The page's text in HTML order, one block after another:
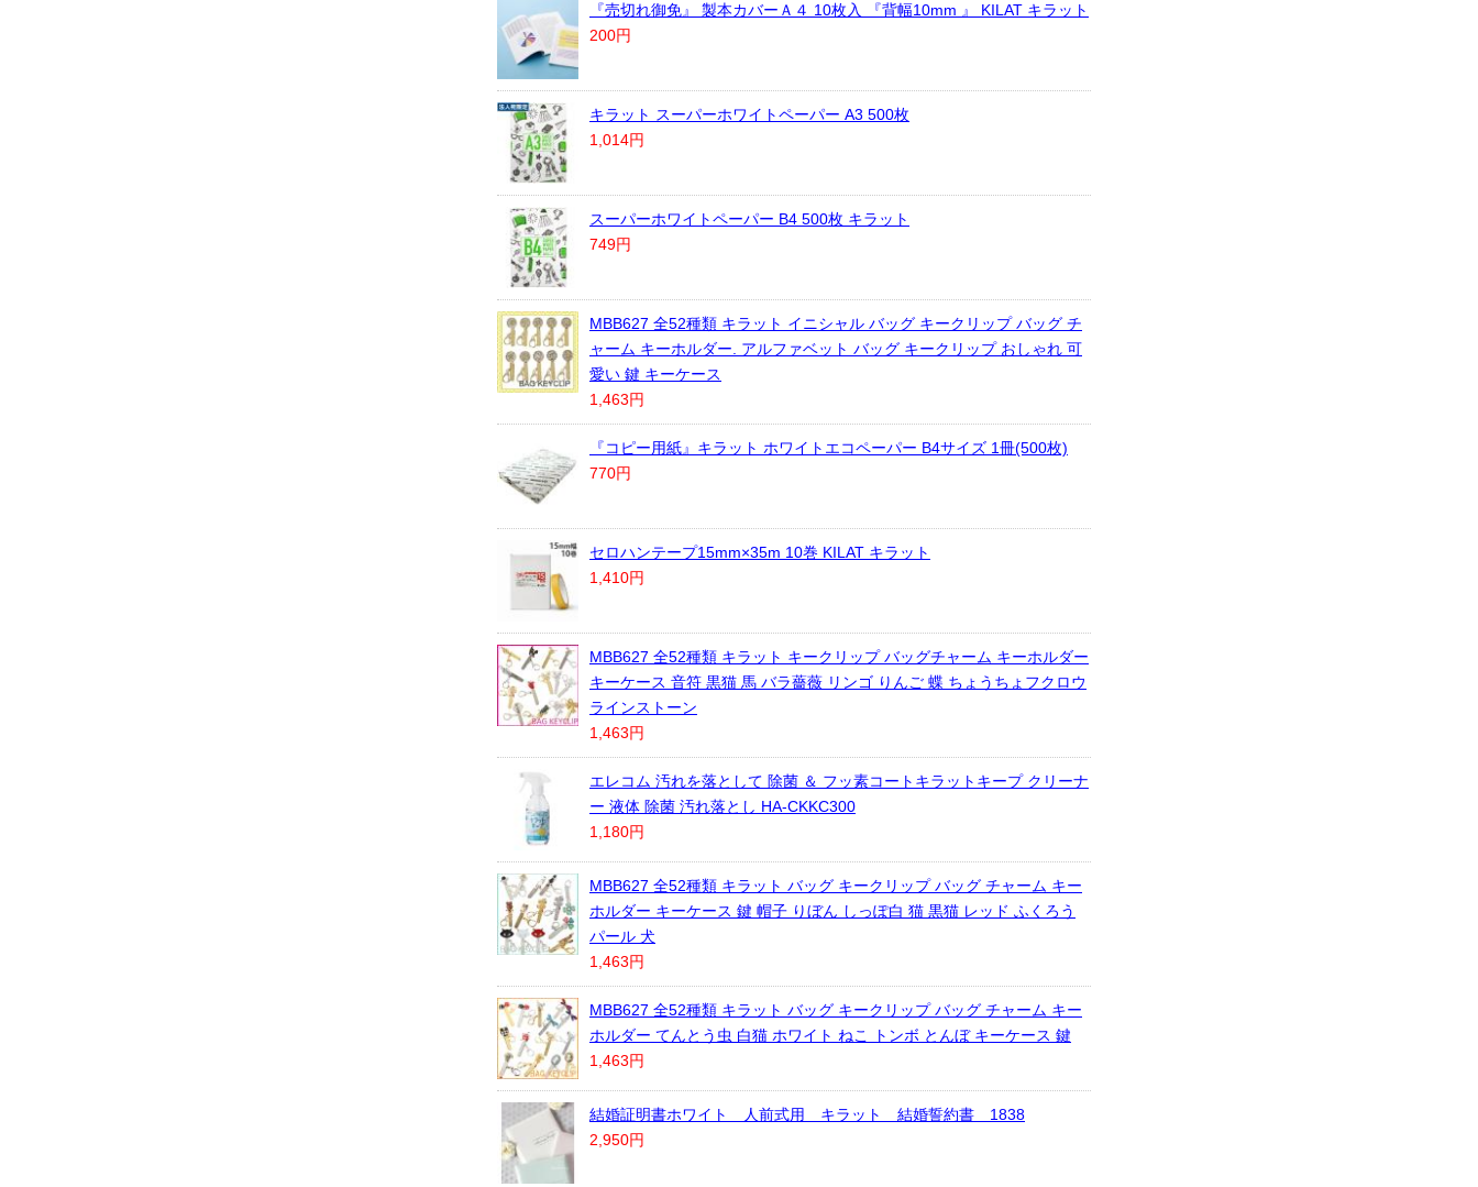
『売切れ御免』 製本カバーＡ４ 10枚入 『背幅10mm 』 KILAT キラット
200円
キラット スーパーホワイトペーパー A3 500枚
1,014円
スーパーホワイトペーパー B4 500枚 キラット
749円
MBB627 全52種類 キラット イニシャル バッグ キークリップ バッグ チ
ャーム キーホルダー. アルファベット バッグ キークリップ おしゃれ 可
愛い 鍵 キーケース
1,463円
『コピー用紙』キラット ホワイトエコペーパー B4サイズ 1冊(500枚)
770円
セロハンテープ15mm×35m 10巻 KILAT キラット
1,410円
MBB627 全52種類 キラット キークリップ バッグチャーム キーホルダー
キーケース 音符 黒猫 馬 バラ薔薇 リンゴ りんご 蝶 ちょうちょフクロウ
ラインストーン
1,463円
エレコム 汚れを落として 除菌 ＆ フッ素コートキラットキープ クリーナ
ー 液体 除菌 汚れ落とし HA-CKKC300
1,180円
MBB627 全52種類 キラット バッグ キークリップ バッグ チャーム キー
ホルダー キーケース 鍵 帽子 りぼん しっぽ白 猫 黒猫 レッド ふくろう
パール 犬
1,463円
MBB627 全52種類 キラット バッグ キークリップ バッグ チャーム キー
ホルダー てんとう虫 白猫 ホワイト ねこ トンボ とんぼ キーケース 鍵
1,463円
結婚証明書ホワイト 人前式用 キラット 結婚誓約書 1838
2,950円